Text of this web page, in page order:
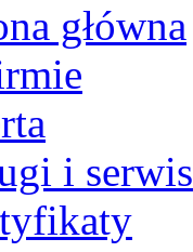
główna
i serwis